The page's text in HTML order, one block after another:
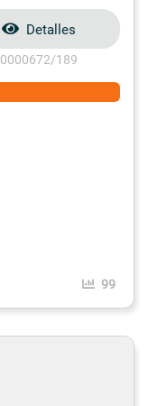
Detalles
0000672/189
99